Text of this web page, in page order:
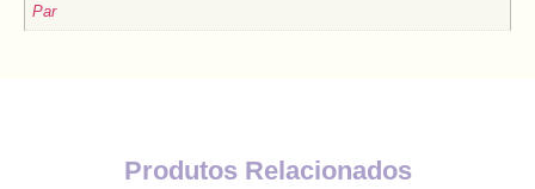
Par
Produtos Relacionados